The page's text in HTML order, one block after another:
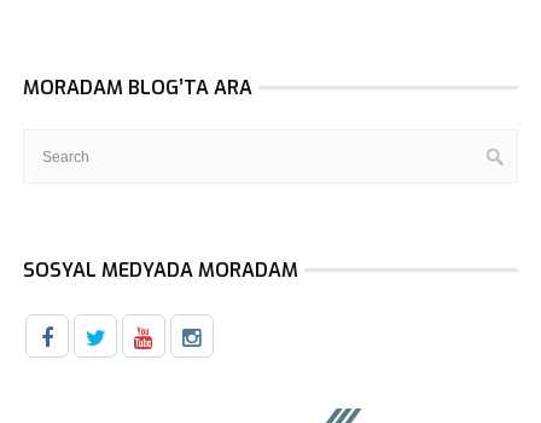
MORADAM BLOG’TA ARA
SOSYAL MEDYADA MORADAM